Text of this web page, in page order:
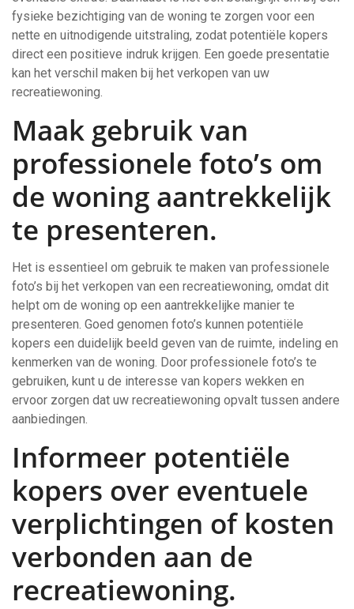
fysieke bezichtiging van de woning te zorgen voor een
nette en uitnodigende uitstraling, zodat potentiële kopers
direct een positieve indruk krijgen. Een goede presentatie
kan het verschil maken bij het verkopen van uw
recreatiewoning.
Maak gebruik van
professionele foto’s om
de woning aantrekkelijk
te presenteren.
Het is essentieel om gebruik te maken van professionele
foto’s bij het verkopen van een recreatiewoning, omdat dit
helpt om de woning op een aantrekkelijke manier te
presenteren. Goed genomen foto’s kunnen potentiële
kopers een duidelijk beeld geven van de ruimte, indeling en
kenmerken van de woning. Door professionele foto’s te
gebruiken, kunt u de interesse van kopers wekken en
ervoor zorgen dat uw recreatiewoning opvalt tussen andere
aanbiedingen.
Informeer potentiële
kopers over eventuele
verplichtingen of kosten
verbonden aan de
recreatiewoning.